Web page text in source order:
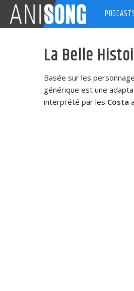
content
La Belle
Basée sur les
générique est une
interprété par les Costa